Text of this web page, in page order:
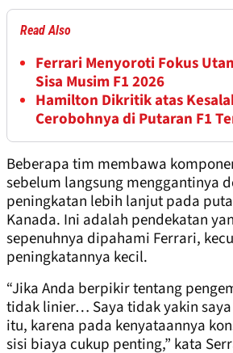
Read Also
Ferrari Menyoroti Fokus
Sisa Musim F1 2026
Hamilton Dikritik atas
Cerobohnya di Putaran F1
Beberapa tim membawa
sebelum langsung menggantinya
peningkatan lebih lanjut pada
Kanada. Ini adalah pendekatan
sepenuhnya dipahami Ferrari,
peningkatannya kecil.
“Jika Anda berpikir tentang
tidak linier… Saya tidak yakin
itu, karena pada kenyataannya
sisi biaya cukup penting,” kata